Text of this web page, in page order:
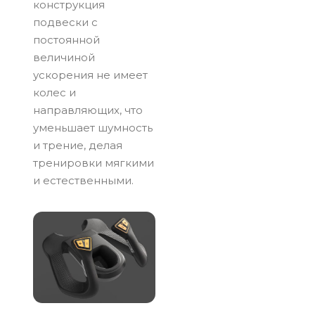
конструкция
подвески с
постоянной
величиной
ускорения не имеет
колес и
направляющих, что
уменьшает шумность
и трение, делая
тренировки мягкими
и естественными.